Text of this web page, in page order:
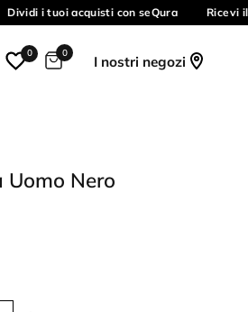
Dividi i tuoi acquisti con seQura Ricevi il
0 0
I nostri negozi
Nero